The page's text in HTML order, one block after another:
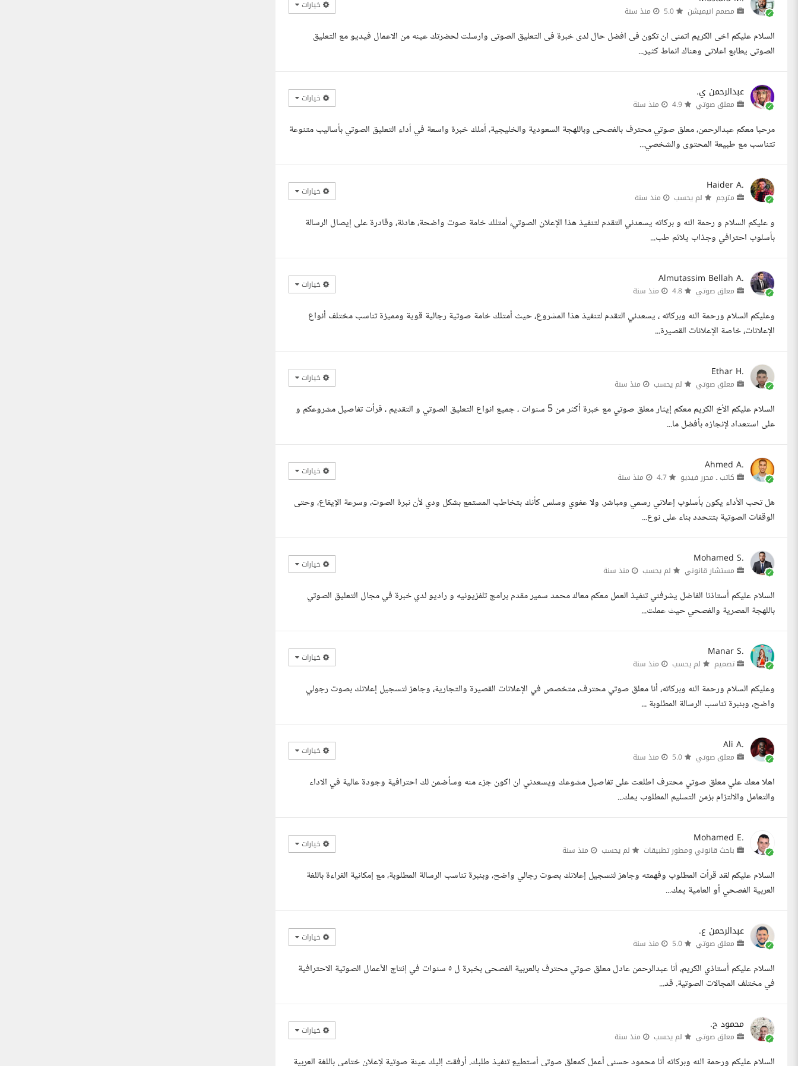
مصمم انيميشن منذ سنة خيارات
السلام عليكم اخى الكريم اتمنى ان تكون فى افضل حال لدى خبرة فى التعليق الصوتى وارسلت لحضرتك عينه من الاعمال فيديو مع التعليق
الصوتى يطابع اعلانى وهناك انماط كثير...
عبدالرحمن ي.
معلق صوتي منذ سنة خيارات
مرحبا معكم عبدالرحمن، معلق صوتي محترف بالفصحى وباللهجة السعودية والخليجية، أملك خبرة واسعة في أداء التعليق الصوتي بأساليب متنوعة
تتناسب مع طبيعة المحتوى والشخصي...
Haider A.
مترجم لم يحسب منذ سنة خيارات
و عليكم السلام و رحمة الله و بركاته يسعدني التقدم لتنفيذ هذا الإعلان الصوتي، أمتلك خامة صوت واضحة، هادئة، وقادرة على إيصال الرسالة
بأسلوب احترافي وجذاب يلائم طب...
Almutassim Bellah A.
معلق صوتي منذ سنة خيارات
وعليكم السلام ورحمة الله وبركاته ، يسعدني التقدم لتنفيذ هذا المشروع، حيث أمتلك خامة صوتية رجالية قوية ومميزة تناسب مختلف أنواع
الإعلانات، خاصة الإعلانات القصيرة...
Ethar H.
معلق صوتي لم يحسب منذ سنة خيارات
السلام عليكم الأخ الكريم معكم إيثار معلق صوتي مع خبرة أكثر من 5 سنوات ، جميع انواع التعليق الصوتي و التقديم ، قرأت تفاصيل مشروعكم و
على استعداد لإنجازه بأفضل ما...
Ahmed A.
كاتب ـ محرر فيديو منذ سنة خيارات
هل تحب الأداء يكون بأسلوب إعلاني رسمي ومباشر. ولا عفوي وسلس كأنك بتخاطب المستمع بشكل ودي لأن نبرة الصوت، وسرعة الإيقاع، وحتى
الوقفات الصوتية بتتحدد بناء على نوع...
Mohamed S.
مستشار قانوني لم يحسب منذ سنة خيارات
السلام عليكم أستاذنا الفاضل يشرفني تنفيذ العمل معكم معاك محمد سمير مقدم برامج تلفزيونيه و راديو لدي خبرة في مجال التعليق الصوتي
باللهجة المصرية والفصحي حيث عملت...
Manar S.
تصميم لم يحسب منذ سنة خيارات
وعليكم السلام ورحمة الله وبركاته، أنا معلق صوتي محترف، متخصص في الإعلانات القصيرة والتجارية، وجاهز لتسجيل إعلانك بصوت رجولي
واضح، وبنبرة تناسب الرسالة المطلوبة ...
Ali A.
معلق صوتي منذ سنة خيارات
اهلا معك علي معلق صوتي محترف اطلعت على تفاصيل مشوعك ويسعدني ان اكون جزء منه وسأضمن لك احترافية وجودة عالية في الاداء
والتعامل والالتزام بزمن التسليم المطلوب يمك...
Mohamed E.
باحث قانوني ومطور تطبيقات لم يحسب منذ سنة خيارات
السلام عليكم لقد قرأت المطلوب وفهمته وجاهز لتسجيل إعلانك بصوت رجالي واضح، وبنبرة تناسب الرسالة المطلوبة، مع إمكانية القراءة باللغة
العربية الفصحي أو العامية يمك...
عبدالرحمن ع.
معلق صوتي منذ سنة خيارات
السلام عليكم أستاذي الكريم، أنا عبدالرحمن عادل معلق صوتي محترف بالعربية الفصحى بخبرة ل ٥ سنوات في إنتاج الأعمال الصوتية الاحترافية
في مختلف المجالات الصوتية. قد...
محمود ح.
معلق صوتي لم يحسب منذ سنة خيارات
السلام عليكم ورحمة الله وبركاته أنا محمود حسني أعمل كمعلق صوتي أستطيع تنفيذ طلبك. أرفقت إليك عينة صوتية لإعلان ختامي باللغة العربية